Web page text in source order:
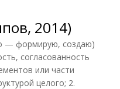
2014)
— формирую, создаю)
согласованность
или части
целого; 2.